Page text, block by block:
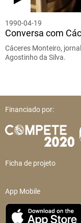
1990-04-19
Conversa com
Cáceres Monteiro,
Agostinho da Silva.
Financiado por:
Ficha de projeto
App Mobile